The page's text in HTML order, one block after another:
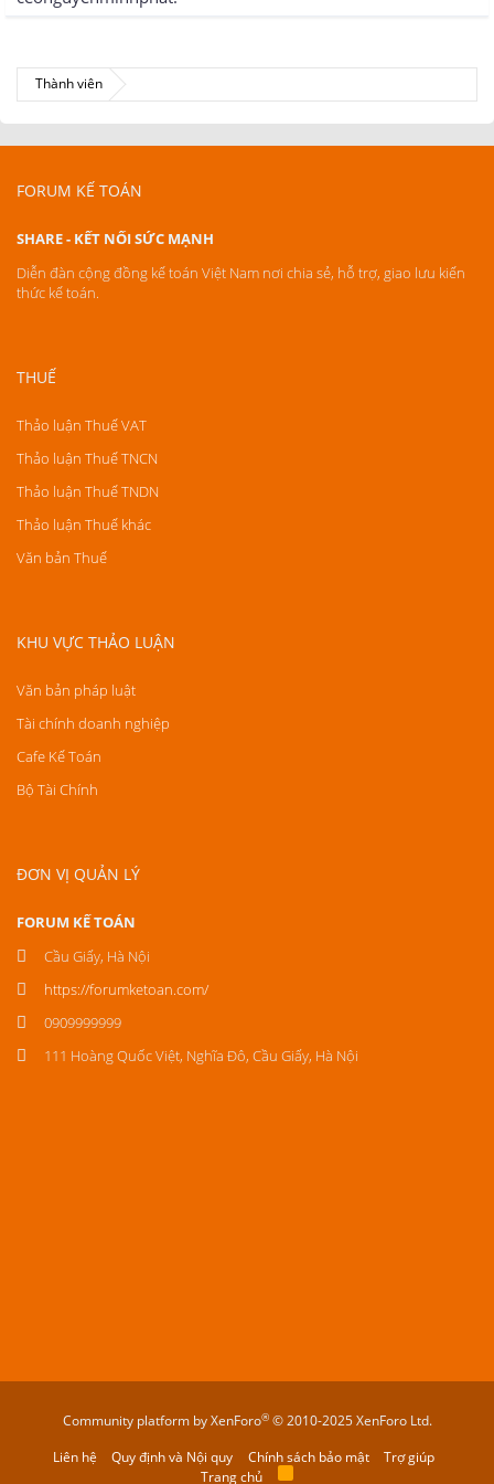
Thành viên
FORUM KẾ TOÁN
SHARE - KẾT NỐI SỨC MẠNH
Diễn đàn cộng đồng kế toán Việt Nam nơi chia sẻ, hỗ trợ, giao lưu kiến
thức kế toán.
THUẾ
Thảo luận Thuế VAT
Thảo luận Thuế TNCN
Thảo luận Thuế TNDN
Thảo luận Thuế khác
Văn bản Thuế
KHU VỰC THẢO LUẬN
Văn bản pháp luật
Tài chính doanh nghiệp
Cafe Kế Toán
Bộ Tài Chính
ĐƠN VỊ QUẢN LÝ
FORUM KẾ TOÁN
Cầu Giấy, Hà Nội
https://forumketoan.com/
0909999999
111 Hoàng Quốc Việt, Nghĩa Đô, Cầu Giấy, Hà Nội
Community platform by XenForo® © 2010-2025 XenForo Ltd.
Liên hệ
Quy định và Nội quy Chính sách bảo mật
Trợ giúp
Trang chủ